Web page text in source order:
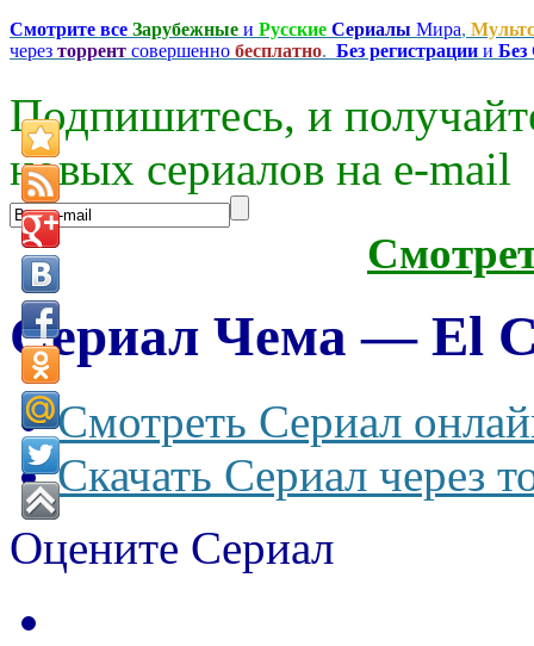
Смотрите все Зарубежные и Русские Сериалы Мира,
через торрент совершенно бесплатно. Без регистрации и
Подпишитесь, и
новых сериалов на e-mаil
Сериал Чема — El
Смотреть Сериал
Скачать Сериал через
Оцените Сериал